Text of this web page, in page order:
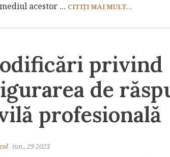
acestor ... CITIȚI MAI MULT...
privind
de
profesională
iun., 29 2023